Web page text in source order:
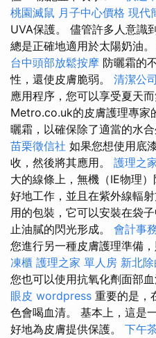
桃園滅鼠 月子中心價格 現代
UVA保護。 儘管許多人意識
總是正確地適用於太陽奶油。
台中頭部放鬆按摩 防曬霜的
性，還使皮膚脆弱。 清潔公
應用程序，您可以享受夏天而
Metro.co.uk的皮膚護理專家
曬霜，以確保除了適當的水
苗栗徵信社 如果您想使用底
收，然後將其應用。 護理之
大的線條上，無機（IE物理
好地工作，並且在紫外線輻
用的包裝，它可以安裝在袋
止油膩的閃光形成。 會計事
您進行另一種皮膚護理準備
凍櫃 護理之家 單人房 新北
您也可以使用抗氧化劑面部
眼皮 wordpress 重要的是，
色會喝血清。 基本上，這是
好地為皮膚提供保護。 下午